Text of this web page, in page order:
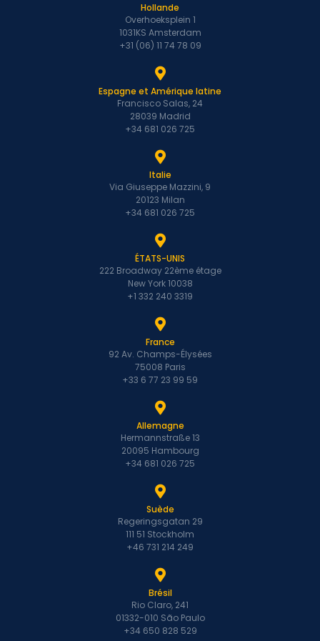
Hollande
Overhoeksplein 1
1031KS Amsterdam
+31 (06) 11 74 78 09
Espagne et Amérique latine
Francisco Salas, 24
28039 Madrid
+34 681 026 725
Italie
Via Giuseppe Mazzini, 9
20123 Milan
+34 681 026 725
ÉTATS-UNIS
222 Broadway 22ème étage
New York 10038
+1 332 240 3319
France
92 Av. Champs-Élysées
75008 Paris
+33 6 77 23 99 59
Allemagne
Hermannstraße 13
20095 Hambourg
+34 681 026 725
Suède
Regeringsgatan 29
111 51 Stockholm
+46 731 214 249
Brésil
Rio Claro, 241
01332-010 São Paulo
+34 650 828 529